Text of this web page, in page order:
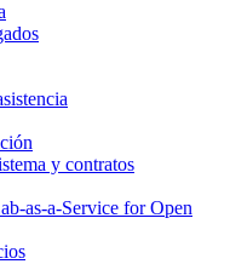
y contratos
as-a-Service for Open